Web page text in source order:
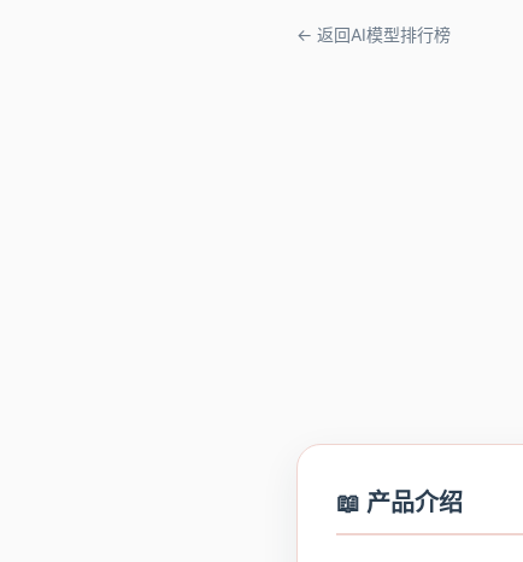
← 返回AI模型排行榜
📖 产品介绍